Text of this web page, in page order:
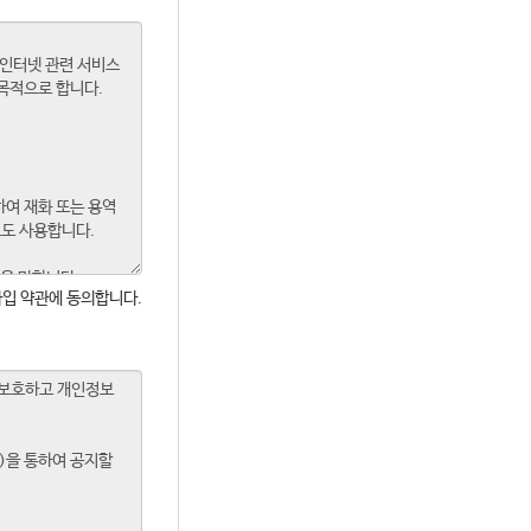
약관에 동의합니다.